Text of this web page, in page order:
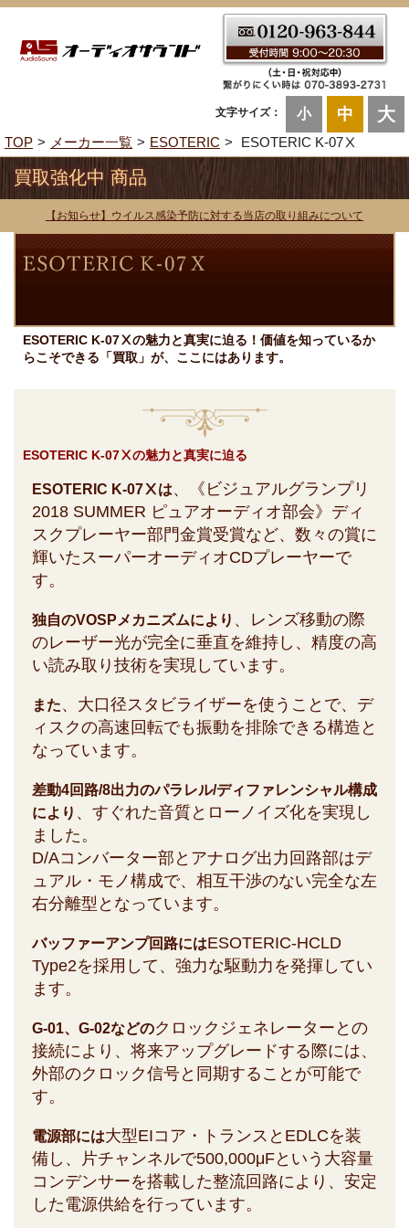
文字サイズ： 小 中 大
TOP メーカー一覧 ESOTERIC ESOTERIC K-07Ⅹ
買取強化中 商品
【お知らせ】ウイルス感染予防に対する当店の取り組みについて
ESOTERIC K-07Ⅹの魅力と真実に迫る！価値を知っているか
らこそできる「買取」が、ここにはあります。
ESOTERIC K-07Ⅹの魅力と真実に迫る
ESOTERIC K-07Ⅹは、《ビジュアルグランプリ
2018 SUMMER ピュアオーディオ部会》ディ
スクプレーヤー部門金賞受賞など、数々の賞に
輝いたスーパーオーディオCDプレーヤーで
す。
独自のVOSPメカニズムにより 、レンズ移動の際
のレーザー光が完全に垂直を維持し、精度の高
い読み取り技術を実現しています。
また、大口径スタビライザーを使うことで、デ
ィスクの高速回転でも振動を排除できる構造と
なっています。
差動4回路/8出力のパラレル/ディファレンシャル構成
により 、すぐれた音質とローノイズ化を実現し
ました。
D/Aコンバーター部とアナログ出力回路部はデ
ュアル・モノ構成で、相互干渉のない完全な左
右分離型となっています。
バッファーアンプ回路にはESOTERIC-HCLD
Type2を採用して、強力な駆動力を発揮してい
ます。
G-01、G-02などのクロックジェネレーターとの
接続により、将来アップグレードする際には、
外部のクロック信号と同期することが可能で
す。
電源部には大型EIコア・トランスとEDLCを装
備し、片チャンネルで500,000μFという大容量
コンデンサーを搭載した整流回路により、安定
した電源供給を行っています。